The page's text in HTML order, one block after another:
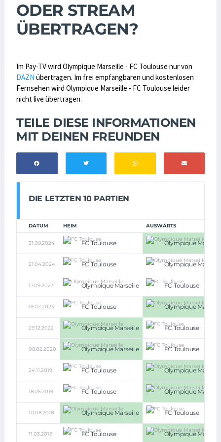
ODER STREAM
ÜBERTRAGEN?
Im Pay-TV wird Olympique Marseille - FC Toulouse nur von
DAZN übertragen. Im frei empfangbaren und kostenlosen
Fernsehen wird Olympique Marseille - FC Toulouse leider
nicht live übertragen.
TEILE DIESE INFORMATIONEN
MIT DEINEN FREUNDEN
DIE LETZTEN 10 PARTIEN
DATUM HEIM AUSWÄRTS
31.08.2024 FC Toulouse Olympique
21.04.2024 FC Toulouse Olympique
17.09.2023 Olympique Marseille FC Toulouse
19.02.2023 FC Toulouse Olympique
29.12.2022 Olympique Marseille FC Toulouse
08.02.2020 Olympique Marseille FC Toulouse
24.11.2019 FC Toulouse Olympique
18.05.2019 FC Toulouse Olympique
10.08.2018 Olympique Marseille FC Toulouse
11.03.2018 FC Toulouse Olympique